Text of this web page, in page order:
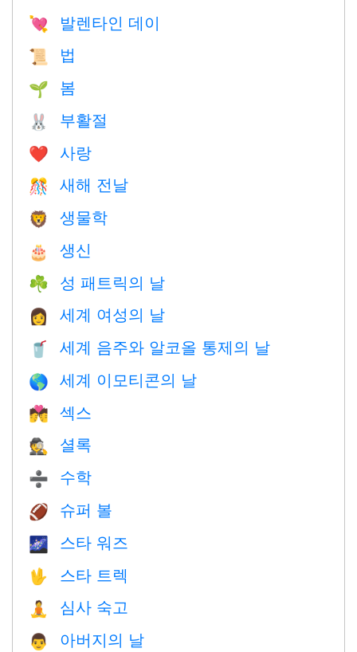
💘 발렌타인 데이
📜 법
🌱 봄
🐰 부활절
❤️️ 사랑
🎊 새해 전날
🦁 생물학
🎂 생신
☘️ 성 패트릭의 날
👩 세계 여성의 날
🥤 세계 음주와 알코올 통제의 날
🌎 세계 이모티콘의 날
💏 섹스
🕵️ 셜록
➗ 수학
🏈 슈퍼 볼
🌌 스타 워즈
🖖 스타 트렉
🧘 심사 숙고
👨 아버지의 날